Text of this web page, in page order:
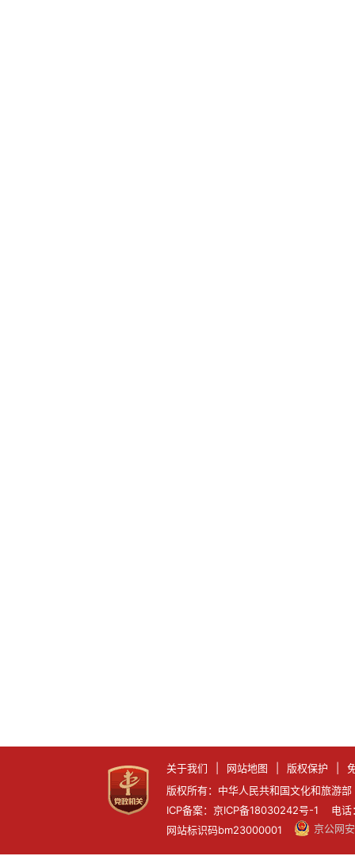
关于我们 网站地图 版权保护
版权所有：中华人民共和国文化和旅游
ICP备案：京ICP备18030242号-1 电话
网站标识码bm23000001
京公网